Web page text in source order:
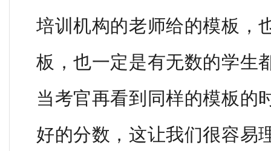
培训机构的老师给的模板，
板，也一定是有无数的学生
当考官再看到同样的模板的
好的分数，这让我们很容易